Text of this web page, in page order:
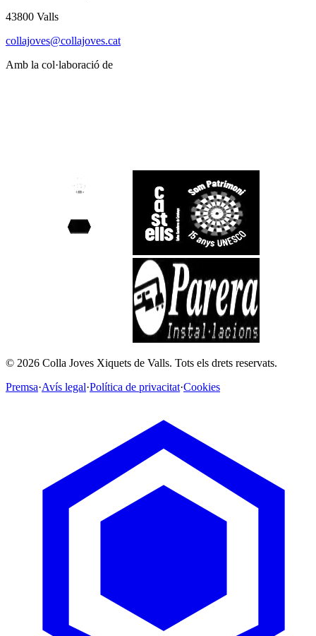
43800 Valls
collajoves@collajoves.cat
Amb la col·laboració de
© 2026 Colla Joves Xiquets de Valls. Tots els drets reservats.
Premsa·Avís legal·Política de privacitat·Cookies